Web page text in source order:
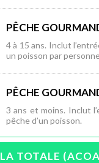
PÊCHE
4 à 15 ans. Inclut
un poisson par
PÊCHE
3 ans et moins. Inclut
pêche d’un poisson.
LA TOTALE